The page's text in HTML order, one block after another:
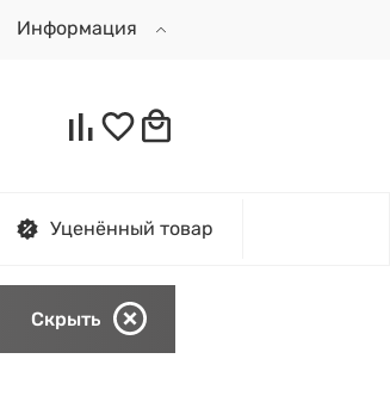
Информация
Уценённый товар
Скрыть